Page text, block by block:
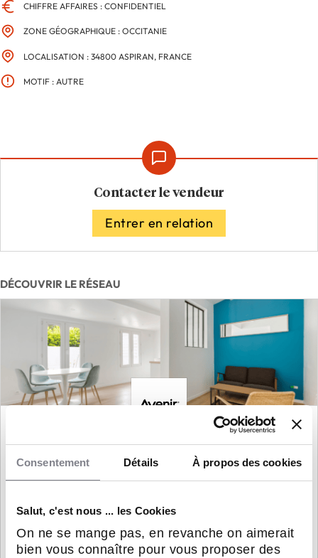
Consentement Détails À propos des cookies
Salut, c'est nous ... les Cookies
On ne se mange pas, en revanche on aimerait
bien vous connaître pour vous proposer des
CHIFFRE AFFAIRES : CONFIDENTIEL
ZONE GÉOGRAPHIQUE : OCCITANIE
LOCALISATION : 34800 ASPIRAN, FRANCE
MOTIF : AUTRE
Contacter le vendeur
Entrer en relation
DÉCOUVRIR LE RÉSEAU
Avenir Rénovations
Pionnier dans le domaine de la rénovation tous
ses clients dans la réalisation de leurs projets de
transformation.